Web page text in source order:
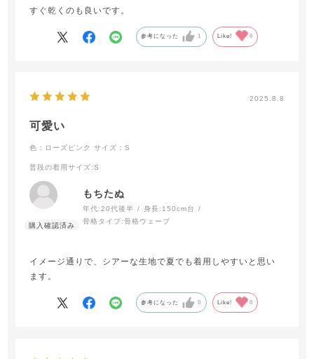
すぐ乾くのも良いです。
参考になった 1 Like! 0
2025.8.8
可愛い
色：ローズピンク サイズ：S
普段の着用サイズ :S
もちたぬ
年代:20代後半 身長: 150cm台
骨格タイプ:骨格ウェーブ
イメージ通りで、シアーな生地で夏でも着用しやすいと思い
ます。
参考になった 0 Like! 0